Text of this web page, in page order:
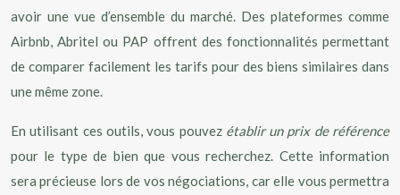
avoir une vue d’ensemble du marché. Des plateformes comme
Airbnb, Abritel ou PAP offrent des fonctionnalités permettant
de comparer facilement les tarifs pour des biens similaires dans
une même zone.
En utilisant ces outils, vous pouvez établir un prix de référence
pour le type de bien que vous recherchez. Cette information
sera précieuse lors de vos négociations, car elle vous permettra